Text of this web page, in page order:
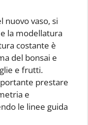
nuovo vaso, si
la modellatura
costante è
del bonsai e
e frutti.
prestare
e
le linee guida